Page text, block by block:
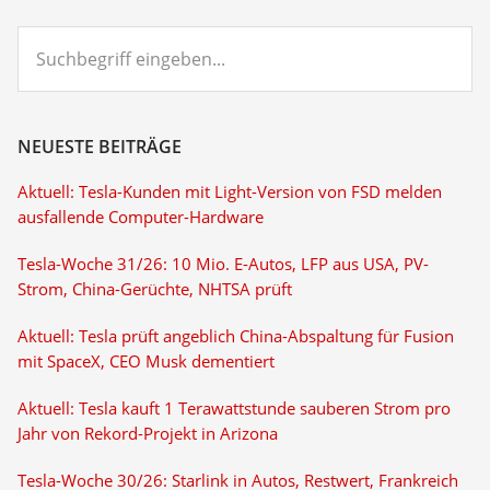
eingeben...
NEUESTE BEITRÄGE
Aktuell: Tesla-Kunden mit Light-Version von FSD melden
ausfallende Computer-Hardware
Tesla-Woche 31/26: 10 Mio. E-Autos, LFP aus USA, PV-
Strom, China-Gerüchte, NHTSA prüft
Aktuell: Tesla prüft angeblich China-Abspaltung für Fusion
mit SpaceX, CEO Musk dementiert
Aktuell: Tesla kauft 1 Terawattstunde sauberen Strom pro
Jahr von Rekord-Projekt in Arizona
Tesla-Woche 30/26: Starlink in Autos, Restwert, Frankreich